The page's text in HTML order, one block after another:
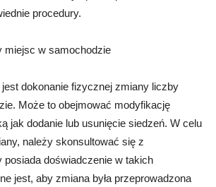
procedury.
miejsc w samochodzie
dokonanie fizycznej zmiany liczby
Może to obejmować modyfikację
jak dodanie lub usunięcie siedzeń. W celu
należy skonsultować się z
posiada doświadczenie w takich
jest, aby zmiana była przeprowadzona